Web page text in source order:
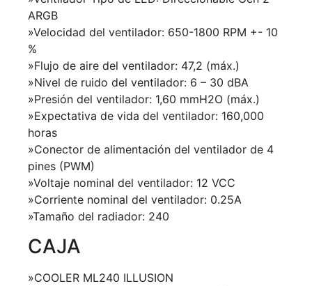
ARGB
»Velocidad del ventilador: 650-1800 RPM +- 10
%
»Flujo de aire del ventilador: 47,2 (máx.)
»Nivel de ruido del ventilador: 6 – 30 dBA
»Presión del ventilador: 1,60 mmH2O (máx.)
»Expectativa de vida del ventilador: 160,000
horas
»Conector de alimentación del ventilador de 4
pines (PWM)
»Voltaje nominal del ventilador: 12 VCC
»Corriente nominal del ventilador: 0.25A
»Tamaño del radiador: 240
CAJA
»COOLER ML240 ILLUSION